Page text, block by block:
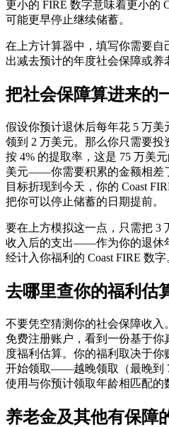
更小的 FIRE 数字意味着更小的
可能更早停止继续储蓄。
在上方计算器中，填写你需要
出减去预计的年度社会保障或养
把社会保障算进来的
假设你预计退休后每年花 5 万
领到 2 万美元。那么你只需要投
按 4% 的提取率，这是 75 万美
美元——你需要积累的金额相差
目标折现到今天，你的 Coast
把你可以停止储蓄的日期提前。
要在上方模拟这一点，只需把
收入后的支出——作为你的退休
经计入你福利的 Coast FIRE 数字
去哪里查你的福利估
不要凭空猜测你的社会保障收入
免费注册账户，看到一份基于你
度福利估算。你的福利取决于
开始领取——越晚领取（最晚到
使用与你预计领取年龄相匹配的
养老金及其他有保障